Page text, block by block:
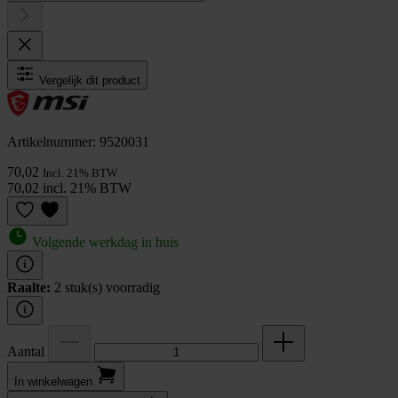
Vergelijk dit product
Artikelnummer: 9520031
70,02 Incl. 21% BTW
70,02 incl. 21% BTW
Volgende werkdag in huis
Raalte: 2 stuk(s) voorradig
Aantal
In winkel­wagen